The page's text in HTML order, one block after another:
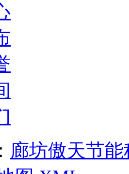
廊坊傲天节